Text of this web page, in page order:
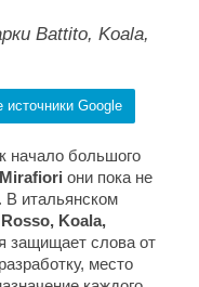
Battito, Koala,
Google
начало большого
Mirafiori они пока не
итальянском
Koala,
защищает слова от
место